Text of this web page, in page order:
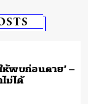
พบก่อนตาย’ –
ม่ได้